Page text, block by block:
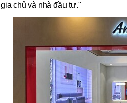
gia chủ và nhà đầu tư."